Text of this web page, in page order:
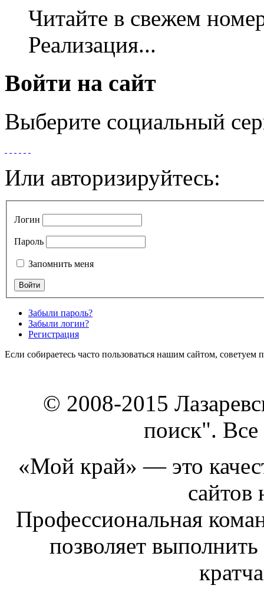
Читайте в свежем
Реализация...
Войти на сайт
Выберите социальный
Или авторизируйтесь:
Логин
Пароль
Запомнить меня
Забыли пароль?
Забыли логин?
Регистрация
Если собираетесь часто пользоваться нашим сайтом, советуем
© 2008-2015
поиск".
«Мой край» — это
сайтов
Профессиональная
позволяет